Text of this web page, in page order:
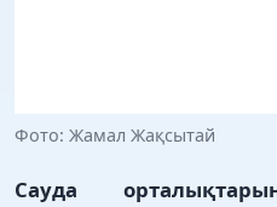
Фото: Жамал Жақсытай
Сауда